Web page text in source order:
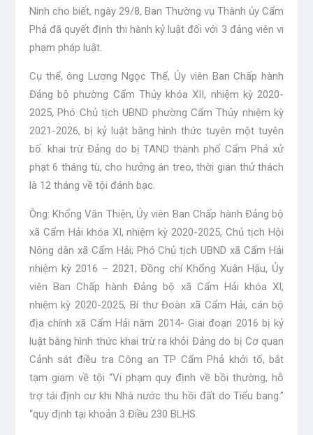
Ninh cho biết, ngày 29/8, Ban Thường vụ Thành ủy Cẩm
Phả đã quyết định thi hành kỷ luật đối với 3 đảng viên vi
phạm pháp luật.
Cụ thể, ông Lương Ngọc Thể, Ủy viên Ban Chấp hành
Đảng bộ phường Cẩm Thủy khóa XII, nhiệm kỳ 2020-
2025, Phó Chủ tịch UBND phường Cẩm Thủy nhiệm kỳ
2021-2026, bị kỷ luật bằng hình thức tuyên một tuyên
bố. khai trừ Đảng do bị TAND thành phố Cẩm Phả xử
phạt 6 tháng tù, cho hưởng án treo, thời gian thử thách
là 12 tháng về tội đánh bạc.
Ông: Khổng Văn Thiện, Ủy viên Ban Chấp hành Đảng bộ
xã Cẩm Hải khóa XI, nhiệm kỳ 2020-2025, Chủ tịch Hội
Nông dân xã Cẩm Hải; Phó Chủ tịch UBND xã Cẩm Hải
nhiệm kỳ 2016 – 2021; Đồng chí Khổng Xuân Hậu, Ủy
viên Ban Chấp hành Đảng bộ xã Cẩm Hải khóa XI,
nhiệm kỳ 2020-2025, Bí thư Đoàn xã Cẩm Hải, cán bộ
địa chính xã Cẩm Hải năm 2014- Giai đoạn 2016 bị kỷ
luật bằng hình thức khai trừ ra khỏi Đảng do bị Cơ quan
Cảnh sát điều tra Công an TP Cẩm Phả khởi tố, bắt
tạm giam về tội “Vi phạm quy định về bồi thường, hỗ
trợ tái định cư khi Nhà nước thu hồi đất do Tiểu bang.”
“quy định tại khoản 3 Điều 230 BLHS.